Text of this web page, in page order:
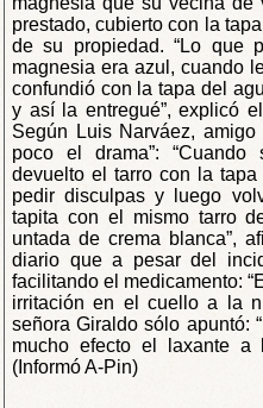
prestado, cubierto con la
de su propiedad. “Lo que
magnesia era azul, cuando
confundió con la tapa del
y así la entregué”, explicó
Según Luis Narváez,
poco el drama”:
devuelto el tarro con la
pedir disculpas y luego
tapita con el mismo tarro
untada de crema blanca”,
diario que a pesar del
facilitando el medicamento:
irritación en el cuello a la
señora Giraldo sólo apuntó:
mucho efecto el laxante a
(Informó A-Pin)